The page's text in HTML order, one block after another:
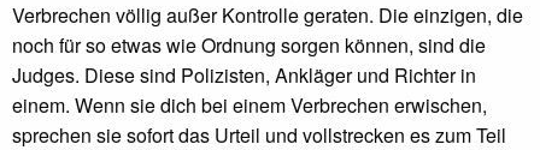
Verbrechen völlig außer Kontrolle geraten. Die einzigen, die
noch für so etwas wie Ordnung sorgen können, sind die
Judges. Diese sind Polizisten, Ankläger und Richter in
einem. Wenn sie dich bei einem Verbrechen erwischen,
sprechen sie sofort das Urteil und vollstrecken es zum Teil